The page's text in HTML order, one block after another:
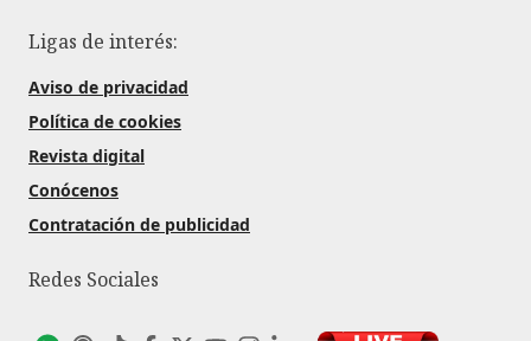
Ligas de interés:
Aviso de privacidad
Política de cookies
Revista digital
Conócenos
Contratación de publicidad
Redes Sociales